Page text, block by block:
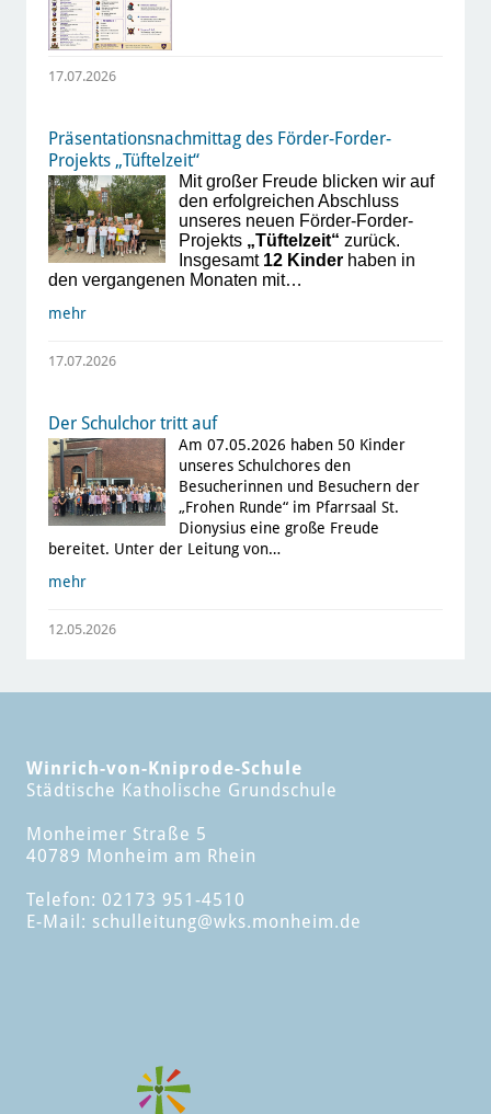
17.07.2026
Präsentationsnachmittag des Förder-Forder-
Projekts „Tüftelzeit“
Mit großer Freude blicken wir auf
den erfolgreichen Abschluss
unseres neuen Förder-Forder-
Projekts „Tüftelzeit“ zurück.
Insgesamt 12 Kinderhaben in
den vergangenen Monaten mit…
mehr
17.07.2026
Der Schulchor tritt auf
Am 07.05.2026 haben 50 Kinder
unseres Schulchores den
Besucherinnen und Besuchern der
„Frohen Runde“ im Pfarrsaal St.
Dionysius eine große Freude
bereitet. Unter der Leitung von…
mehr
12.05.2026
Winrich-von-Kniprode-Schule
Städtische Katholische Grundschule
Monheimer Straße 5
40789 Monheim am Rhein
Telefon: 02173 951-4510
E-Mail: schulleitung@wks.monheim.de